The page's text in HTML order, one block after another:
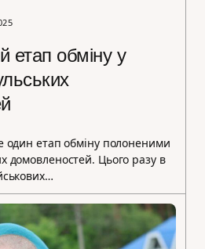
етап обміну у
один етап обміну полоненими
домовленостей. Цього разу в